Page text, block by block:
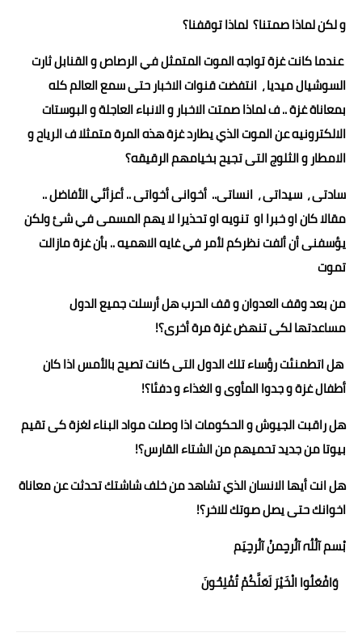
و لكن لماذا صمتنا؟ لماذا توقفنا؟
عندما كانت غزة تواجه الموت المتمثل في الرصاص و القنابل ثارت
السوشيال ميديا ، انتفضت قنوات الاخبار حتى سمع العالم كله
بمعاناة غزة .. ف لماذا صمتت الاخبار و الانباء العاجلة و البوستات
الالكترونيه عن الموت الذي يطارد غزة هذه المرة متمثلا ف الرياح و
الامطار و الثلوج التى تجيح بخيامهم الرقيقه؟
سادتى ، سيداتى ، انساتى.. أخوانى أخواتى .. أعزأئي الأفاضل ..
مقالا كان او خبرا او تنويه او تحذيرا لا يهم المسمى في شئ ولكن
يؤسفنى أن ألفت نظركم لأمر في غايه الاهميه .. بأن غزة مازالت
تموت
من بعد وقف العدوان و قف الحرب هل أرسلت جميع الدول
مساعدتها لكى تنهض غزة مرة أخرى؟!
هل اتطمنئت رؤساء تلك الدول التى كانت تصيح بالأمس اذا كان
أطفال غزة و جدوا المأوى و الغذاء و دفئا؟!
هل راقبت الجيوش و الحكومات اذا وصلت مواد البناء لغزة كى تقيم
بيوتا من جديد تحميهم من الشتاء القارس؟!
هل انت أيها الانسان الذي تشاهد من خلف شاشتك تحدثت عن معاناة
اخوانك حتى يصل صوتك للاخر؟!
بْسم آلُلُہ آلُرحٍمنْ آلُرحٍيَم
وَافْعَلُوا الْخَيْرَ لَعَلَّكُمْ تُفْلِحُونَ